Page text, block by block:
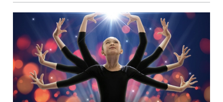
Gymagine folgt auf Gymotion